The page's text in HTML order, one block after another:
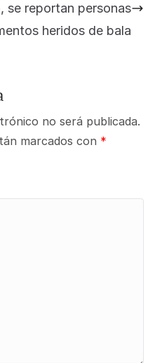
se reportan personas
heridos de bala
no será publicada.
marcados con *